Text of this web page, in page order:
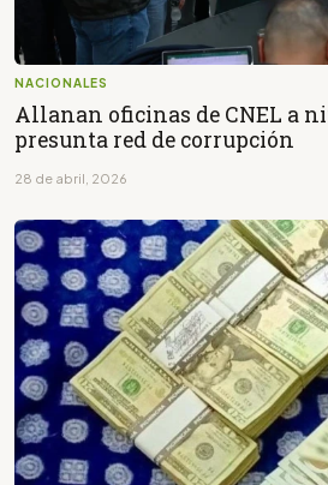
NACIONALES
Allanan oficinas de CNEL a
presunta red de corrupción
28 de abril, 2026